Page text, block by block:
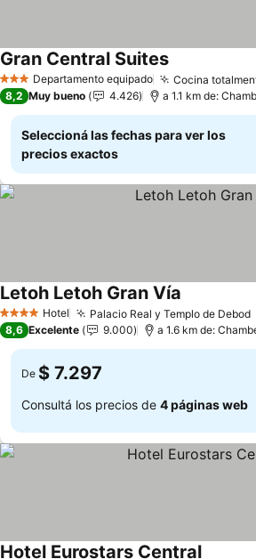
3 EstrellasDepartamento equipado Cocina
Gran Central Suites
8,2 Muy bueno 4.426 a 1.1 km de:
Seleccioná las fechas para ver los
precios exactos
4 EstrellasHotel Palacio Real y Templo de Debod
Letoh Letoh Gran Vía
8,6 Excelente 9.000 a 1.6 km de:
De $ 7.297
Consultá los precios de 4 páginas web
Hotel Eurostars Central